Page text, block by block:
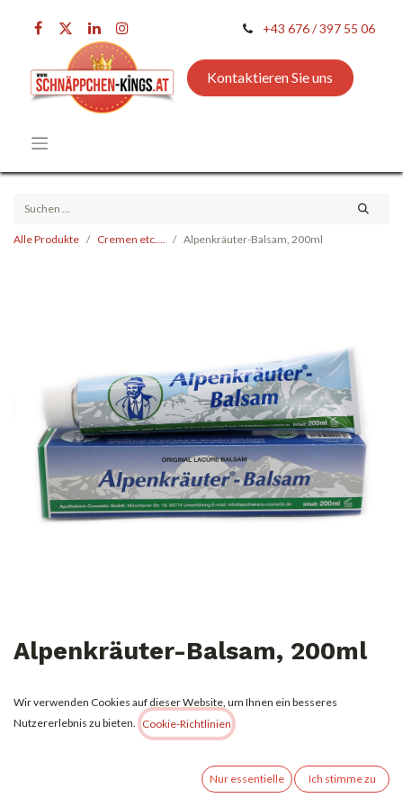
+43 676 / 397 55 06
Kontaktieren Sie uns
Alle Produkte Cremen etc.... Alpenkräuter-Balsam, 200ml
Alpenkräuter-Balsam, 200ml
4,99 € Alle Preise inkl. MwSt. zzgl. Versandkosten
Erhalten Sie eine Benachrichtigung, wenn wieder vorrätig
Wir verwenden Cookies auf dieser Website, um Ihnen ein besseres
Nutzererlebnis zu bieten.
Cookie-Richtlinien
Nur essentielle Ich stimme zu